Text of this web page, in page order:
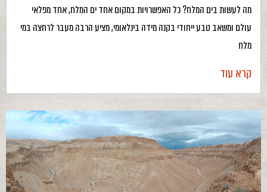
מה לעשות בים המלח? כל האפשרויות במקום אחד ים המלח, אחד מפלאי
עולם ומשאב טבע ייחודי בקנה מידה בינלאומי, מציע הרבה מעבר לרחצה במי
מלח
קרא עוד